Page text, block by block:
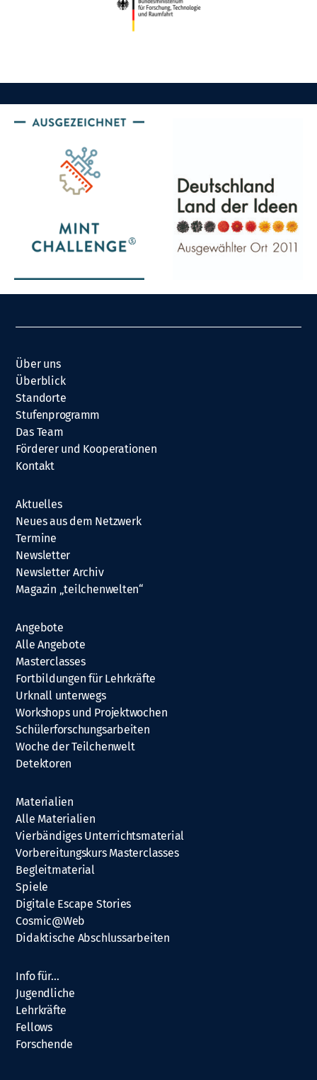
Über uns
Überblick
Standorte
Stufenprogramm
Das Team
Förderer und Kooperationen
Kontakt
Aktuelles
Neues aus dem Netzwerk
Termine
Newsletter
Newsletter Archiv
Magazin „teilchenwelten“
Angebote
Alle Angebote
Masterclasses
Fortbildungen für Lehrkräfte
Urknall unterwegs
Workshops und Projektwochen
Schülerforschungsarbeiten
Woche der Teilchenwelt
Detektoren
Materialien
Alle Materialien
Vierbändiges Unterrichtsmaterial
Vorbereitungskurs Masterclasses
Begleitmaterial
Spiele
Digitale Escape Stories
Cosmic@Web
Didaktische Abschlussarbeiten
Info für…
Jugendliche
Lehrkräfte
Fellows
Forschende